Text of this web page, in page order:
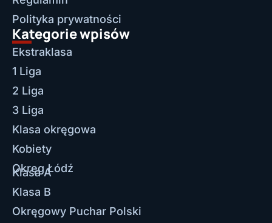
Polityka prywatności
Kategorie wpisów
Ekstraklasa
1 Liga
2 Liga
3 Liga
Klasa okręgowa
Kobiety
Okręg Łódź
Klasa A
Klasa B
Okręgowy Puchar Polski